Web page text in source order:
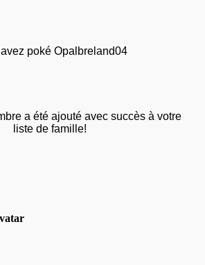
poké Opalbreland04
a été ajouté avec succès à votre
liste de famille!